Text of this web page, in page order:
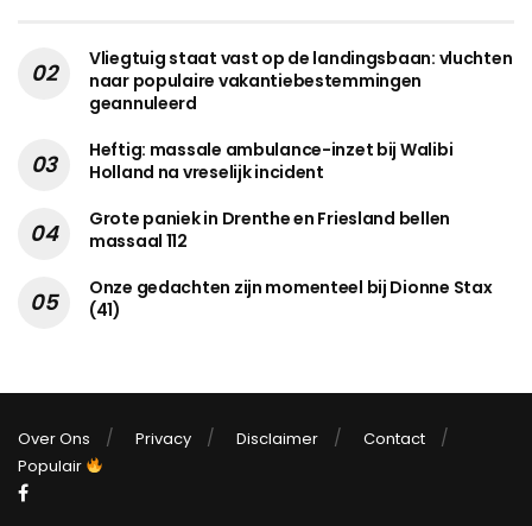
Vliegtuig staat vast op de landingsbaan: vluchten
naar populaire vakantiebestemmingen
geannuleerd
Heftig: massale ambulance-inzet bij Walibi
Holland na vreselijk incident
Grote paniek in Drenthe en Friesland bellen
massaal 112
Onze gedachten zijn momenteel bij Dionne Stax
(41)
Over Ons Privacy Disclaimer
Contact
Populair